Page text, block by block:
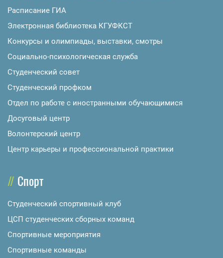
Расписание ГИА
Электронная библиотека КГУФКСТ
Конкурсы и олимпиады, выставки, смотры
Социально-психологическая служба
Студенческий совет
Студенческий профком
Отдел по работе с иностранными обучающимися
Досуговый центр
Волонтерский центр
Центр карьеры и профессиональной практики
Спорт
Студенческий спортивный клуб
ЦСП студенческих сборных команд
Спортивные мероприятия
Спортивные команды